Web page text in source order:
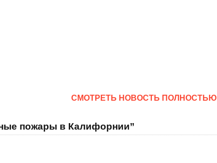
CМОТРЕТЬ НОВОСТЬ ПОЛНОСТЬЮ
пожары в Калифорнии”